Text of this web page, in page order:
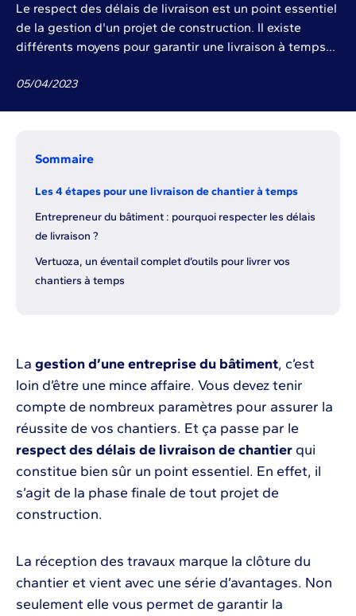
Le respect des délais de livraison est un point essentiel
de la gestion d'un projet de construction. Il existe
différents moyens pour garantir une livraison à temps...
05/04/2023
Sommaire
Les 4 étapes pour une livraison de chantier à temps
Entrepreneur du bâtiment : pourquoi respecter les délais
de livraison ?
Vertuoza, un éventail complet d’outils pour livrer vos
chantiers à temps
La gestion d’une entreprise du bâtiment, c’est
loin d’être une mince affaire. Vous devez tenir
compte de nombreux paramètres pour assurer la
réussite de vos chantiers. Et ça passe par le
respect des délais de livraison de chantier qui
constitue bien sûr un point essentiel. En effet, il
s’agit de la phase finale de tout projet de
construction.
La réception des travaux marque la clôture du
chantier et vient avec une série d’avantages. Non
seulement elle vous permet de garantir la